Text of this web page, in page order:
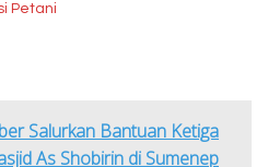
Petani
Salurkan Bantuan Ketiga
As Shobirin di Sumenep